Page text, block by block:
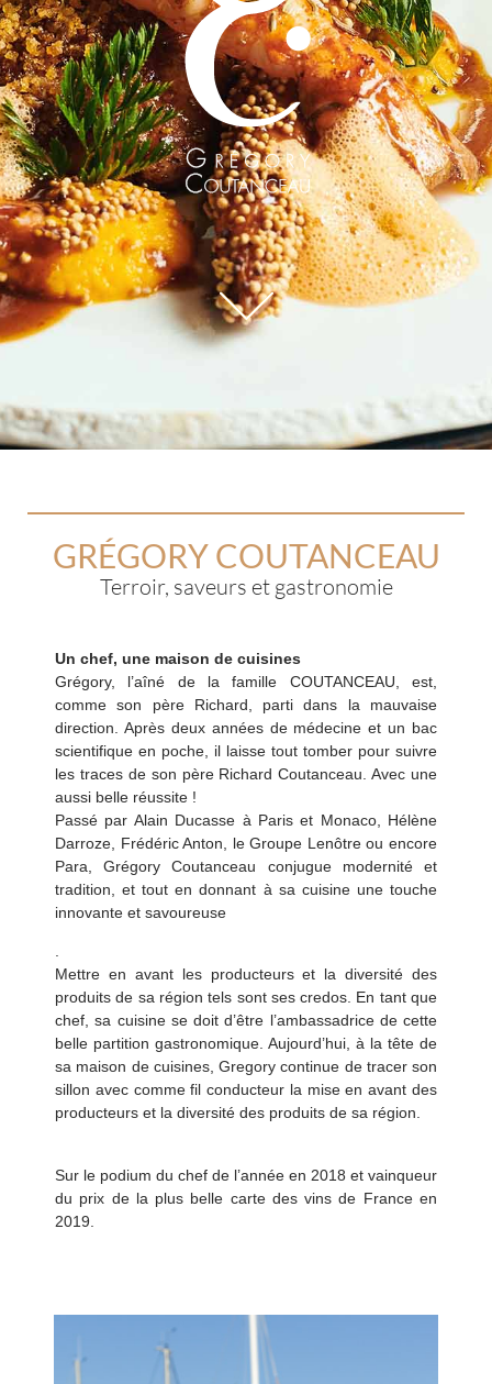
GRÉGORY COUTANCEAU
Terroir, saveurs et gastronomie
Un chef, une maison de cuisines
Grégory, l’aîné de la famille COUTANCEAU, est,
comme son père Richard, parti dans la mauvaise
direction. Après deux années de médecine et un bac
scientifique en poche, il laisse tout tomber pour suivre
les traces de son père Richard Coutanceau. Avec une
aussi belle réussite !
Passé par Alain Ducasse à Paris et Monaco, Hélène
Darroze, Frédéric Anton, le Groupe Lenôtre ou encore
Para, Grégory Coutanceau conjugue modernité et
tradition, et tout en donnant à sa cuisine une touche
innovante et savoureuse
.
Mettre en avant les producteurs et la diversité des
produits de sa région tels sont ses credos. En tant que
chef, sa cuisine se doit d’être l’ambassadrice de cette
belle partition gastronomique. Aujourd’hui, à la tête de
sa maison de cuisines, Gregory continue de tracer son
sillon avec comme fil conducteur la mise en avant des
producteurs et la diversité des produits de sa région.
Sur le podium du chef de l’année en 2018 et vainqueur
du prix de la plus belle carte des vins de France en
2019.